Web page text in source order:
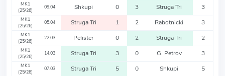
MK1
(25/26)
09.04 Shkupi 0 3 Struga Tri 3
MK1
(25/26)
05.04 Struga Tri 1 2 Rabotnicki 3
MK1
(25/26)
22.03 Pelister 0 2 Struga Tri 2
MK1
(25/26)
14.03 Struga Tri 3 0 G. Petrov 3
MK1
(25/26)
07.03 Struga Tri 5 0 Shkupi 5